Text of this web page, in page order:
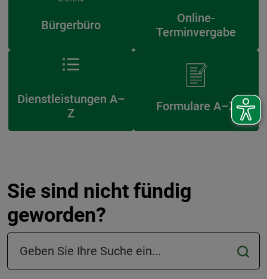
Bürgerbüro
Online-
Terminvergabe
Dienstleistungen A–
Z
Formulare A–Z
Sie sind nicht fündig
geworden?
Suchfeld in der Fußzeile